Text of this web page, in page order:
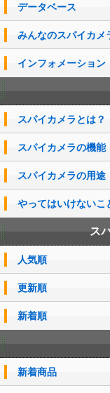
データベース
みんなのスパイカメ
インフォメーション
スパイカメラとは？
スパイカメラの機能
スパイカメラの用途
やってはいけないこ
ス
人気順
更新順
新着順
新着商品